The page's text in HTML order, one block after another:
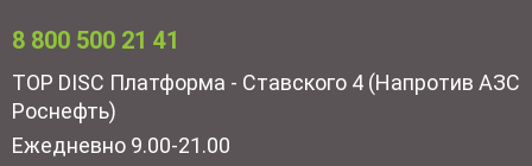
8 800 500 21 41
TOP DISC Платформа - Ставского 4 (Напротив АЗС
Роснефть)
Ежедневно 9.00-21.00